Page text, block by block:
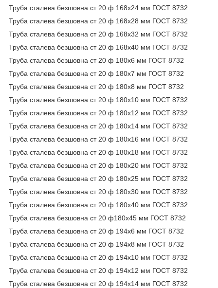
Труба сталева безшовна ст 20 ф 168х24 мм ГОСТ 8732
Труба сталева безшовна ст 20 ф 168х28 мм ГОСТ 8732
Труба сталева безшовна ст 20 ф 168х32 мм ГОСТ 8732
Труба сталева безшовна ст 20 ф 168х40 мм ГОСТ 8732
Труба сталева безшовна ст 20 ф 180х6 мм ГОСТ 8732
Труба сталева безшовна ст 20 ф 180х7 мм ГОСТ 8732
Труба сталева безшовна ст 20 ф 180х8 мм ГОСТ 8732
Труба сталева безшовна ст 20 ф 180х10 мм ГОСТ 8732
Труба сталева безшовна ст 20 ф 180х12 мм ГОСТ 8732
Труба сталева безшовна ст 20 ф 180х14 мм ГОСТ 8732
Труба сталева безшовна ст 20 ф 180х16 мм ГОСТ 8732
Труба сталева безшовна ст 20 ф 180х18 мм ГОСТ 8732
Труба сталева безшовна ст 20 ф 180х20 мм ГОСТ 8732
Труба сталева безшовна ст 20 ф 180х25 мм ГОСТ 8732
Труба сталева безшовна ст 20 ф 180х30 мм ГОСТ 8732
Труба сталева безшовна ст 20 ф 180х40 мм ГОСТ 8732
Труба сталева безшовна ст 20 ф180х45 мм ГОСТ 8732
Труба сталева безшовна ст 20 ф 194х6 мм ГОСТ 8732
Труба сталева безшовна ст 20 ф 194х8 мм ГОСТ 8732
Труба сталева безшовна ст 20 ф 194х10 мм ГОСТ 8732
Труба сталева безшовна ст 20 ф 194х12 мм ГОСТ 8732
Труба сталева безшовна ст 20 ф 194х14 мм ГОСТ 8732